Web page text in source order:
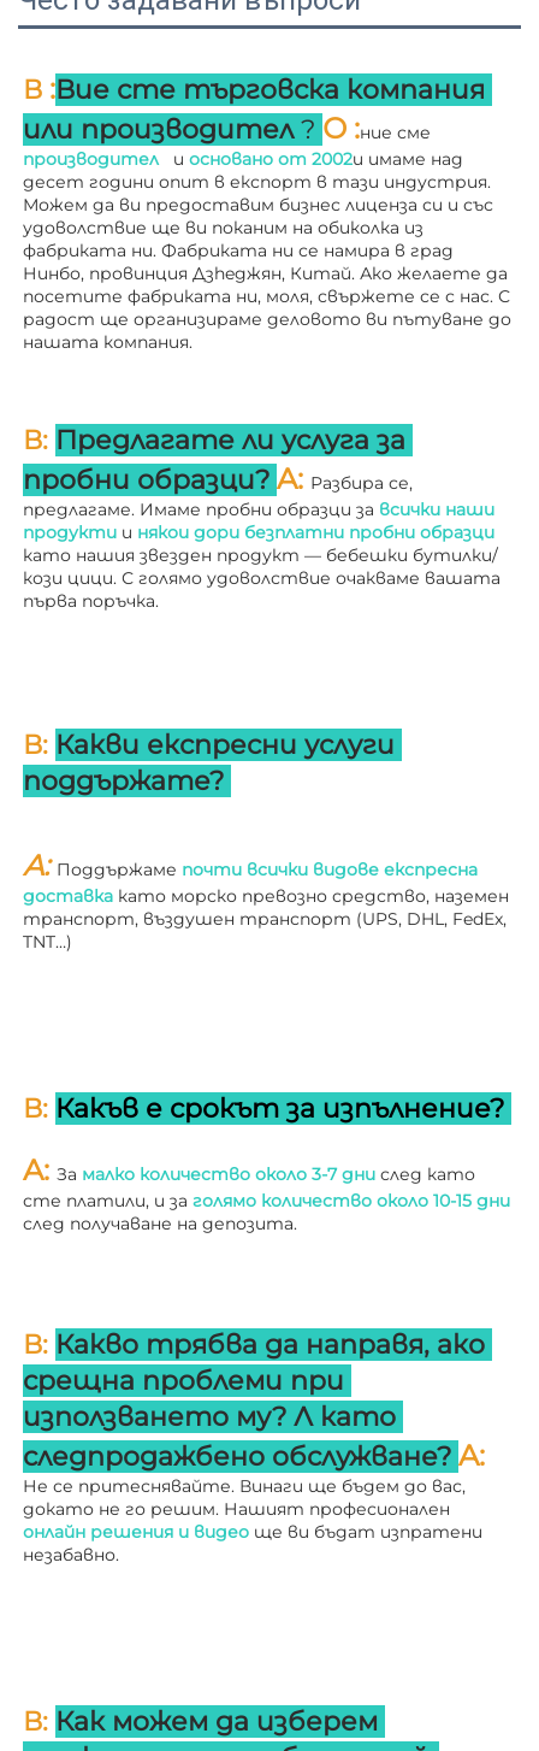
В :Вие сте търговска компания
или производител ? О :
производител и основано от 2002и имаме над
десет години опит в експорт в тази индустрия.
Можем да ви предоставим бизнес лиценза си и със
удоволствие ще ви поканим на обиколка из
фабриката ни. Фабриката ни се намира в град
Нинбо, провинция Дзheджян, Китай. Ако желаете да
посетите фабриката ни, моля, свържете се с нас. С
радост ще организираме деловото ви пътуване до
нашата компания.
В: Предлагате ли услуга за
пробни образци? A: Разбира се,
предлагаме. Имаме пробни образци за всички наши
продукти и
като нашия звезден продукт — бебешки бутилки/
кози цици. С голямо удоволствие очакваме вашата
първа поръчка.
В: Какви експресни услуги
поддържате?
A: Поддържаме почти всички видове експресна
доставка като морско превозно средство, наземен
транспорт, въздушен транспорт (UPS, DHL, FedEx,
TNT…)
В: Какъв е срокът за изпълнение?
A: За малко количество около 3-7 дни след като
сте платили, и за
след получаване на депозита.
В: Какво трябва да направя, ако
срещна проблеми при
използването му? Л като
следпродажбено обслужване?
Не се притеснявайте. Винаги ще бъдем до вас,
онлайн решения и видео ще ви бъдат изпратени
незабавно.
В: Как можем да изберем